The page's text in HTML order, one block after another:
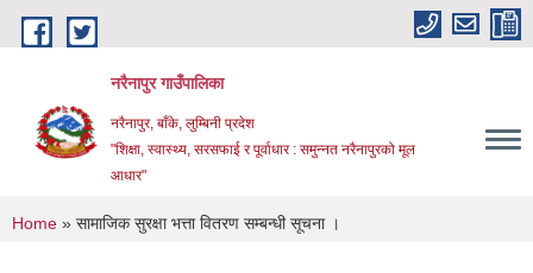
Skip to main content
नरैनापुर गाउँपालिका
नरैनापुर, बाँके, लुम्बिनी प्रदेश
"शिक्षा, स्वास्थ्य, सरसफाई र पूर्वाधार : समुन्नत नरैनापुरको मूल
आधार"
You are here
Home » सामाजिक सुरक्षा भत्ता वितरण सम्बन्धी सूचना ।